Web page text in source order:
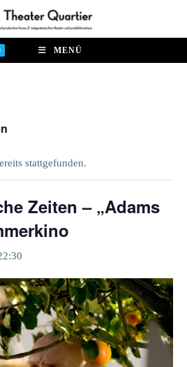
MENÜ
stattgefunden.
Zeiten – „Adams